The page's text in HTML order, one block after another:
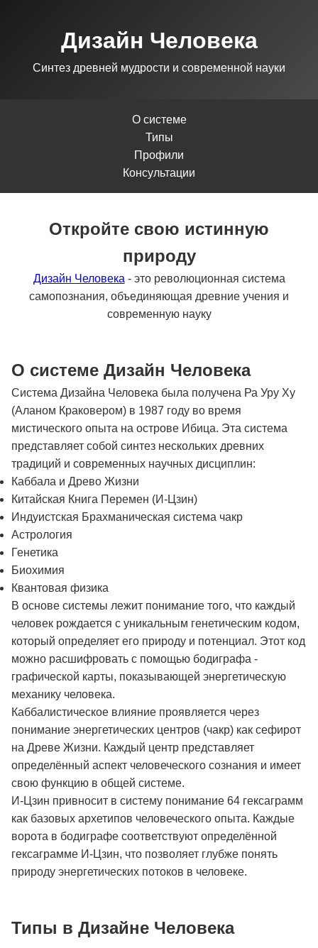
Дизайн Человека
Синтез древней мудрости и современной науки
О системе
Типы
Профили
Консультации
Откройте свою истинную
природу
Дизайн Человека - это революционная система
самопознания, объединяющая древние учения и
современную науку
О системе Дизайн Человека
Система Дизайна Человека была получена Ра Уру Ху
(Аланом Краковером) в 1987 году во время
мистического опыта на острове Ибица. Эта система
представляет собой синтез нескольких древних
традиций и современных научных дисциплин:
Каббала и Древо Жизни
Китайская Книга Перемен (И-Цзин)
Индуистская Брахманическая система чакр
Астрология
Генетика
Биохимия
Квантовая физика
В основе системы лежит понимание того, что каждый
человек рождается с уникальным генетическим кодом,
который определяет его природу и потенциал. Этот код
можно расшифровать с помощью бодиграфа -
графической карты, показывающей энергетическую
механику человека.
Каббалистическое влияние проявляется через
понимание энергетических центров (чакр) как сефирот
на Древе Жизни. Каждый центр представляет
определённый аспект человеческого сознания и имеет
свою функцию в общей системе.
И-Цзин привносит в систему понимание 64 гексаграмм
как базовых архетипов человеческого опыта. Каждые
ворота в бодиграфе соответствуют определённой
гексаграмме И-Цзин, что позволяет глубже понять
природу энергетических потоков в человеке.
Типы в Дизайне Человека